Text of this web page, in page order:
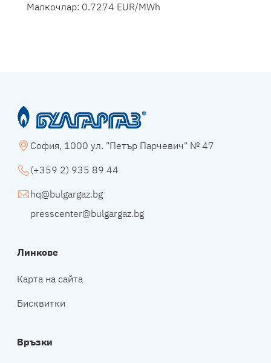
Малкочлар: 0.7274 EUR/MWh
София, 1000 ул. "Петър Парчевич" № 47
(+359 2) 935 89 44
hq@bulgargaz.bg
presscenter@bulgargaz.bg
Линкове
Карта на сайта
Бисквитки
Връзки